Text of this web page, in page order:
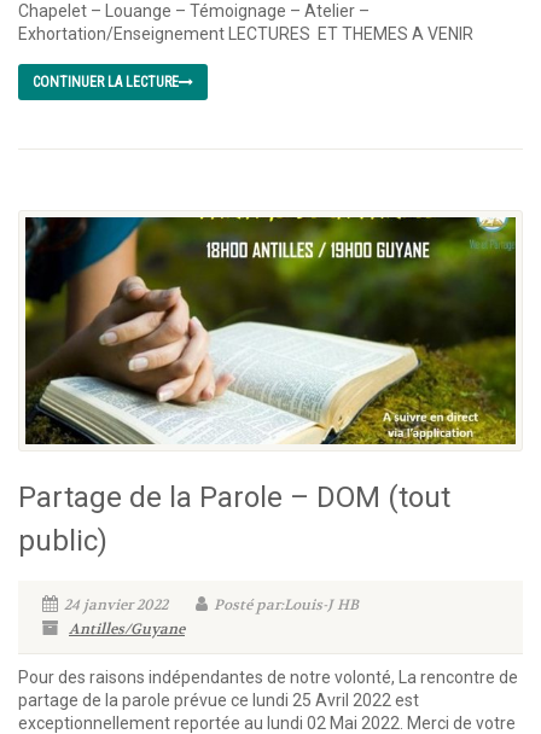
Chapelet – Louange – Témoignage – Atelier –
Exhortation/Enseignement LECTURES ET THEMES A VENIR
CONTINUER LA LECTURE
Partage de la Parole – DOM (tout
public)
24 janvier 2022
Posté par:Louis-J HB
Antilles/Guyane
Pour des raisons indépendantes de notre volonté, La rencontre de
partage de la parole prévue ce lundi 25 Avril 2022 est
exceptionnellement reportée au lundi 02 Mai 2022. Merci de votre